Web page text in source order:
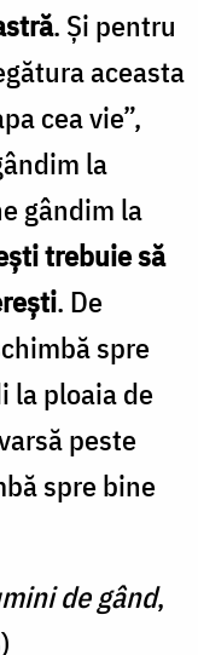
. Și pentru
aceasta
cea vie”,
la
gândim la
trebuie să
. De
spre
la ploaia de
peste
spre bine
de gând,